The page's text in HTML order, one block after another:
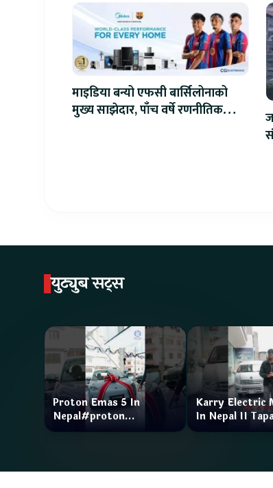
माइडिया बन्यो एफसी बार्सिलोनाको
मुख्य साझेदार, पाँच वर्षे रणनीतिक
युट्युब सट्स
Proton Emas 5 In
Nepal#proton
#protonemas5#protonnepal#evcarnepal
Karry Electric
In Nepal II
II Jankari